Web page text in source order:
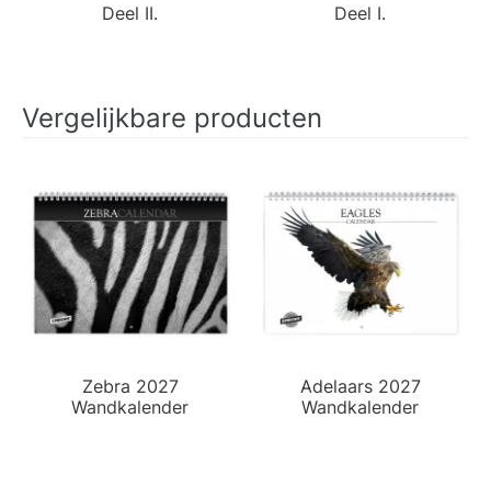
Deel II. Deel I.
Vergelijkbare producten
Zebra 2027
Wandkalender
Adelaars 2027
Wandkalender